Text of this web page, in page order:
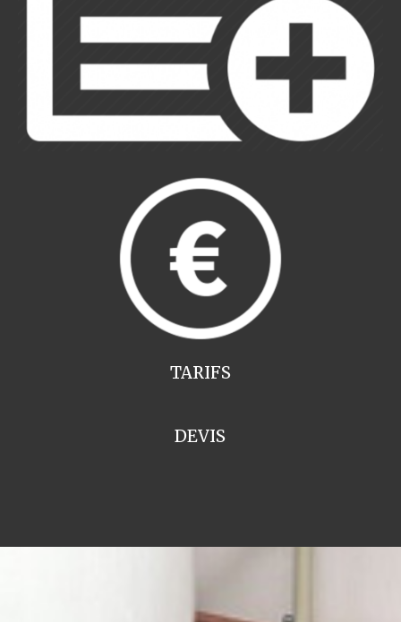
TARIFS
DEVIS